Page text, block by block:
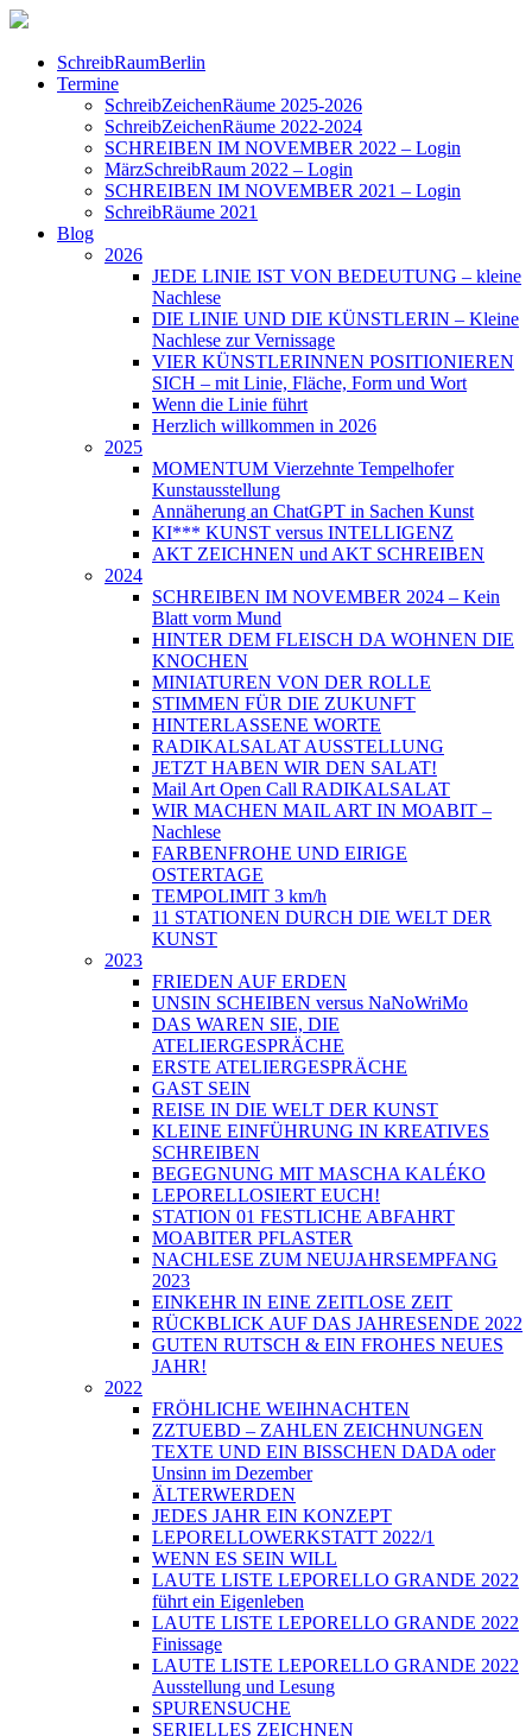
SchreibRaumBerlin
Termine
SchreibZeichenRäume 2025-2026
SchreibZeichenRäume 2022-2024
SCHREIBEN IM NOVEMBER 2022 – Login
MärzSchreibRaum 2022 – Login
SCHREIBEN IM NOVEMBER 2021 – Login
SchreibRäume 2021
Blog
2026
JEDE LINIE IST VON BEDEUTUNG – kleine
Nachlese
DIE LINIE UND DIE KÜNSTLERIN – Kleine
Nachlese zur Vernissage
VIER KÜNSTLERINNEN POSITIONIEREN
SICH – mit Linie, Fläche, Form und Wort
Wenn die Linie führt
Herzlich willkommen in 2026
2025
MOMENTUM Vierzehnte Tempelhofer
Kunstausstellung
Annäherung an ChatGPT in Sachen Kunst
KI*** KUNST versus INTELLIGENZ
AKT ZEICHNEN und AKT SCHREIBEN
2024
SCHREIBEN IM NOVEMBER 2024 – Kein
Blatt vorm Mund
HINTER DEM FLEISCH DA WOHNEN DIE
KNOCHEN
MINIATUREN VON DER ROLLE
STIMMEN FÜR DIE ZUKUNFT
HINTERLASSENE WORTE
RADIKALSALAT AUSSTELLUNG
JETZT HABEN WIR DEN SALAT!
Mail Art Open Call RADIKALSALAT
WIR MACHEN MAIL ART IN MOABIT –
Nachlese
FARBENFROHE UND EIRIGE
OSTERTAGE
TEMPOLIMIT 3 km/h
11 STATIONEN DURCH DIE WELT DER
KUNST
2023
FRIEDEN AUF ERDEN
UNSIN SCHEIBEN versus NaNoWriMo
DAS WAREN SIE, DIE
ATELIERGESPRÄCHE
ERSTE ATELIERGESPRÄCHE
GAST SEIN
REISE IN DIE WELT DER KUNST
KLEINE EINFÜHRUNG IN KREATIVES
SCHREIBEN
BEGEGNUNG MIT MASCHA KALÉKO
LEPORELLOSIERT EUCH!
STATION 01 FESTLICHE ABFAHRT
MOABITER PFLASTER
NACHLESE ZUM NEUJAHRSEMPFANG
2023
EINKEHR IN EINE ZEITLOSE ZEIT
RÜCKBLICK AUF DAS JAHRESENDE 2022
GUTEN RUTSCH & EIN FROHES NEUES
JAHR!
2022
FRÖHLICHE WEIHNACHTEN
ZZTUEBD – ZAHLEN ZEICHNUNGEN
TEXTE UND EIN BISSCHEN DADA oder
Unsinn im Dezember
ÄLTERWERDEN
JEDES JAHR EIN KONZEPT
LEPORELLOWERKSTATT 2022/1
WENN ES SEIN WILL
LAUTE LISTE LEPORELLO GRANDE 2022
führt ein Eigenleben
LAUTE LISTE LEPORELLO GRANDE 2022
Finissage
LAUTE LISTE LEPORELLO GRANDE 2022
Ausstellung und Lesung
SPURENSUCHE
SERIELLES ZEICHNEN